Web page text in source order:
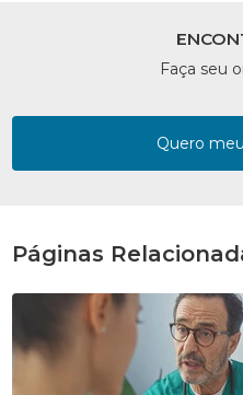
Faça seu
Quero
Páginas